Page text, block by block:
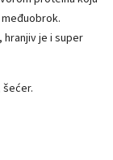
je i super